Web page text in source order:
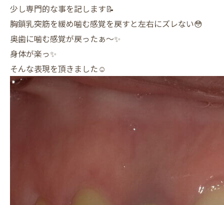
少し専門的な事を記します📝
胸鎖乳突筋を緩め噛む感覚を戻すと左右にズレない😳
奥歯に噛む感覚が戻ったぁ～✨
身体が楽っ✨
そんな表現を頂きました☺️